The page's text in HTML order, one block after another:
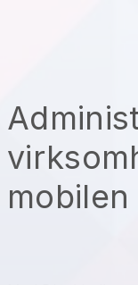
mobilen